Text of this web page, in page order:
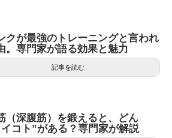
クが最強のトレーニングと言われ
。専門家が語る効果と魅力
記事を読む
（深腹筋）を鍛えると、どん
コト”がある？専門家が解説